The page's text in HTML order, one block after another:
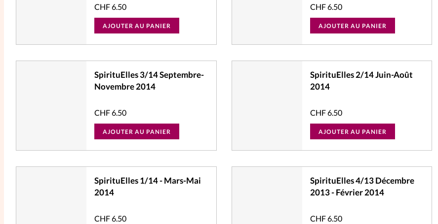
CHF6.50
AJOUTER AU PANIER
CHF6.50
AJOUTER AU PANIER
SpirituElles 3/14 Septembre-
Novembre 2014
CHF6.50
AJOUTER AU PANIER
SpirituElles 2/14 Juin-Août
2014
CHF6.50
AJOUTER AU PANIER
SpirituElles 1/14 - Mars-Mai
2014
CHF6.50
SpirituElles 4/13 Décembre
2013 - Février 2014
CHF6.50